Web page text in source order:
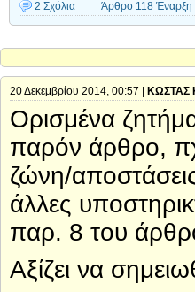
2 Σχόλια
Άρθρο 118 Έναρξη
20 Δεκεμβρίου 2014, 00:57 | ΚΩΣΤΑΣ
Ορισμένα
παρόν άρθρο,
ζώνη/
άλλες
παρ. 8 του
Αξίζει να